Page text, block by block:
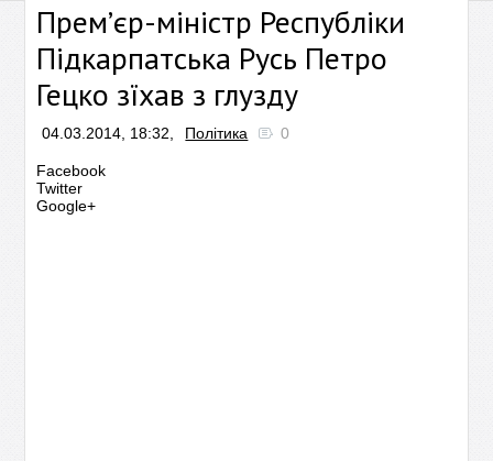
Прем’єр-міністр Республіки
Підкарпатська Русь Петро
Гецко зїхав з глузду
04.03.2014, 18:32, Політика 0
Facebook
Twitter
Google+